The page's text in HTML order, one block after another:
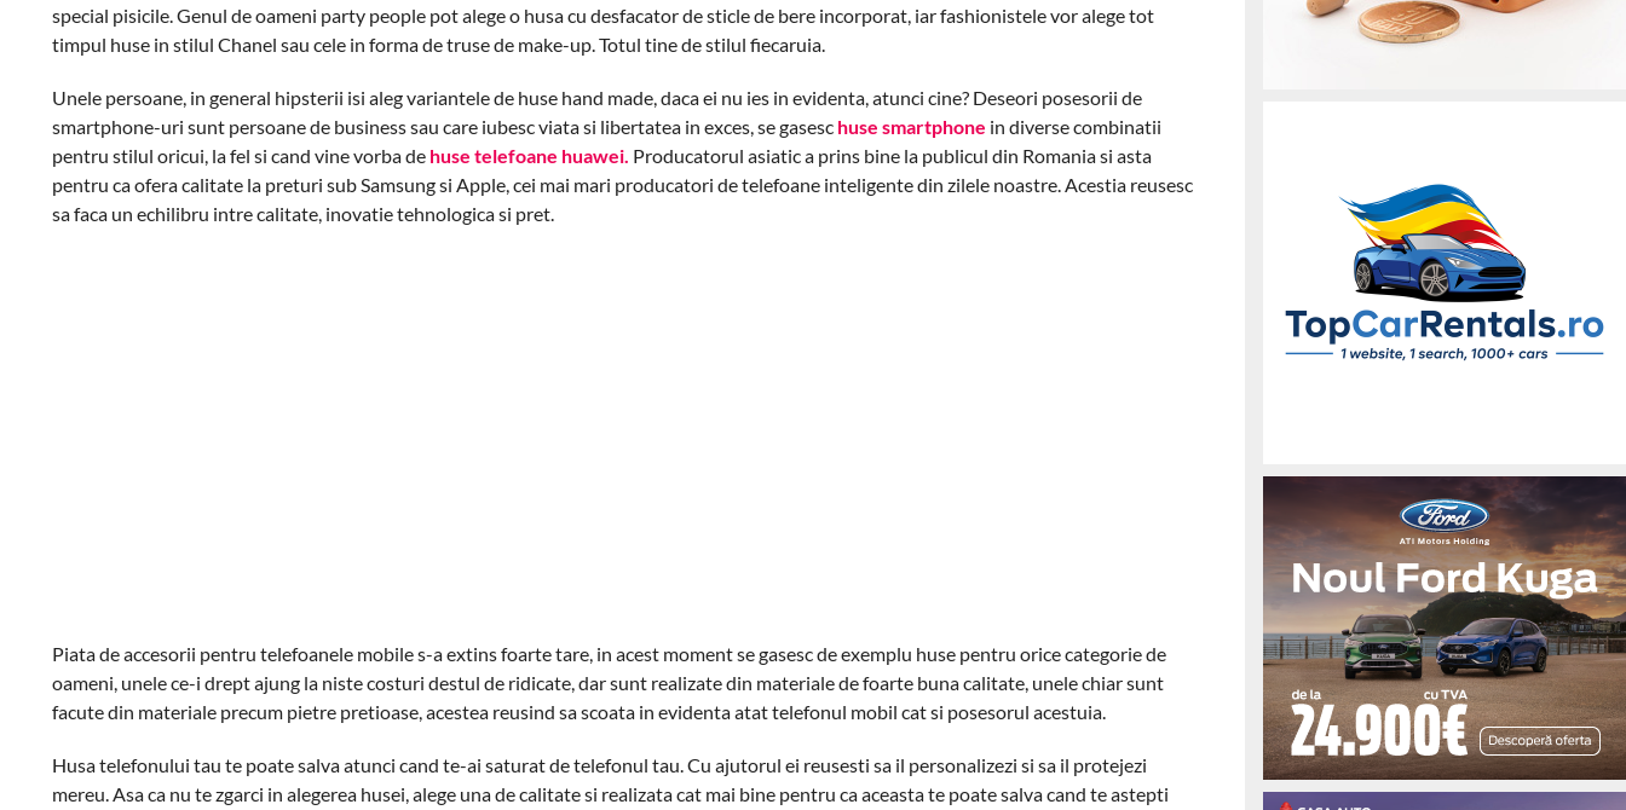
special pisicile. Genul de oameni party people pot alege o husa cu desfacator de sticle de bere incorporat, iar fashionistele vor alege tot
timpul huse in stilul Chanel sau cele in forma de truse de make-up. Totul tine de stilul fiecaruia.
Unele persoane, in general hipsterii isi aleg variantele de huse hand made, daca ei nu ies in evidenta, atunci cine? Deseori posesorii de
smartphone-uri sunt persoane de business sau care iubesc viata si libertatea in exces, se gasesc huse smartphone in diverse combinatii
pentru stilul oricui, la fel si cand vine vorba de huse telefoane huawei. Producatorul asiatic a prins bine la publicul din Romania si asta
pentru ca ofera calitate la preturi sub Samsung si Apple, cei mai mari producatori de telefoane inteligente din zilele noastre. Acestia reusesc
sa faca un echilibru intre calitate, inovatie tehnologica si pret.
Piata de accesorii pentru telefoanele mobile s-a extins foarte tare, in acest moment se gasesc de exemplu huse pentru orice categorie de
oameni, unele ce-i drept ajung la niste costuri destul de ridicate, dar sunt realizate din materiale de foarte buna calitate, unele chiar sunt
facute din materiale precum pietre pretioase, acestea reusind sa scoata in evidenta atat telefonul mobil cat si posesorul acestuia.
Husa telefonului tau te poate salva atunci cand te-ai saturat de telefonul tau. Cu ajutorul ei reusesti sa il personalizezi si sa il protejezi
mereu. Asa ca nu te zgarci in alegerea husei, alege una de calitate si realizata cat mai bine pentru ca aceasta te poate salva cand te astepti